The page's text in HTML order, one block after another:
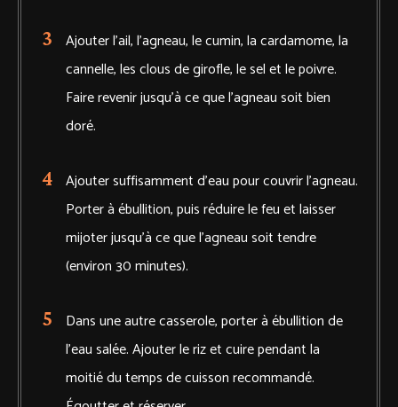
Ajouter l'ail, l'agneau, le cumin, la cardamome, la
cannelle, les clous de girofle, le sel et le poivre.
Faire revenir jusqu'à ce que l'agneau soit bien
doré.
Ajouter suffisamment d'eau pour couvrir l'agneau.
Porter à ébullition, puis réduire le feu et laisser
mijoter jusqu'à ce que l'agneau soit tendre
(environ 30 minutes).
Dans une autre casserole, porter à ébullition de
l'eau salée. Ajouter le riz et cuire pendant la
moitié du temps de cuisson recommandé.